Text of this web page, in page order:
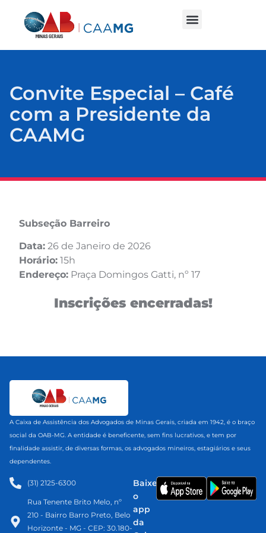
Convite Especial – Café
com a Presidente da
CAAMG
Subseção Barreiro
Data: 26 de Janeiro de 2026
Horário: 15h
Endereço: Praça Domingos Gatti, nº 17
Inscrições encerradas!
A Caixa de Assistência dos Advogados de Minas Gerais, criada em 1942, é o braço
social da OAB-MG. A entidade é beneficente, sem fins lucrativos, e tem por
finalidade assistir, de diversas formas, os advogados mineiros, estagiários e seus
dependentes.
(31) 2125-6300​
Rua Tenente Brito Melo, nº
210 - Bairro Barro Preto, Belo
Horizonte - MG - CEP: 30.180-
Baixe
o
app
da